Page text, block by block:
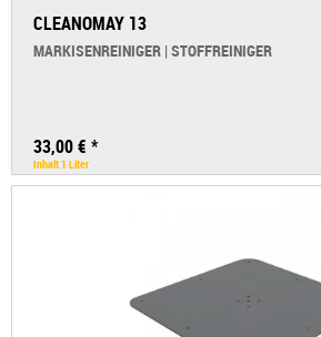
CLEANOMAY 13
MARKISENREINIGER | STOFFREINIGER
33,00 € *
Inhalt1 Liter